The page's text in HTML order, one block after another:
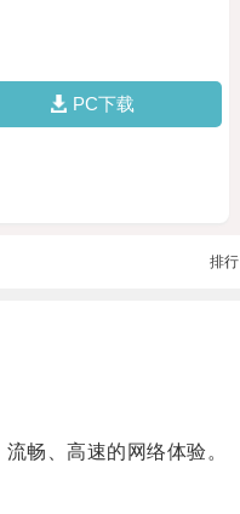
PC下载
排行
畅、高速的网络体验。